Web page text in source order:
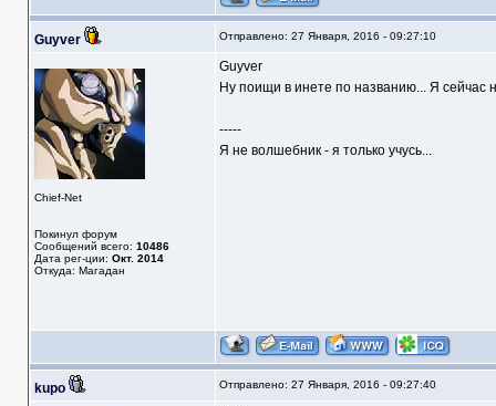
Guyver Отправлено: 27 Января, 2016 - 09:27:10
Chief-Net
Покинул форум
Сообщений всего: 10486
Дата рег-ции: Окт. 2014
Откуда: Магадан
Guyver
Ну поищи в инете по названию... Я сейчас
-----
Я не волшебник - я только учусь...
kupo Отправлено: 27 Января, 2016 - 09:27:40